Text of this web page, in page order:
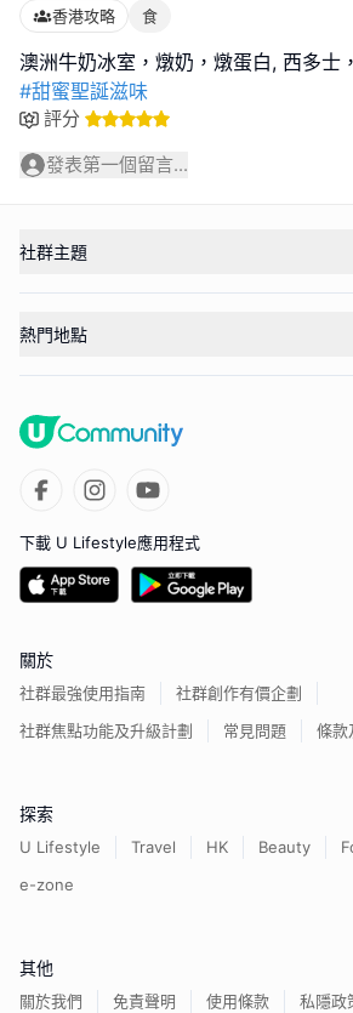
香港攻略 食
#甜蜜聖誕滋味
評分
發表第一個留言...
社群主題
熱門地點
下載 U Lifestyle應用程式
關於
社群最強使用指南
社群創作有價企劃
社群焦點功能及升級計劃
常見問題 條款
探索
U Lifestyle Travel HK Beauty
e-zone
其他
關於我們 免責聲明 使用條款 私隱政